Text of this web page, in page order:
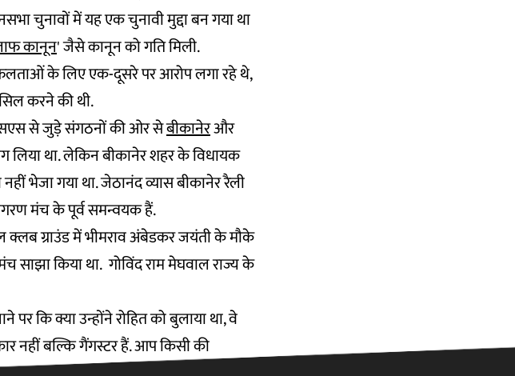
चुनावों में यह एक चुनावी मुद्दा बन गया था
कानून' जैसे कानून को गति मिली.
के लिए एक-दूसरे पर आरोप लगा रहे थे,
करने की थी.
से जुड़े संगठनों की ओर सेबीकानेरऔर
लिया था. लेकिन बीकानेर शहर के विधायक
भेजा गया था. जेठानंद व्यास बीकानेर रैली
मंच के पूर्व समन्वयक हैं.
क्लब ग्राउंड में भीमराव अंबेडकर जयंती के मौके
किया था. गोविंद राम मेघवाल राज्य के
कि क्या उन्होंने रोहित को बुलाया था, वे
नहीं बल्कि गैंगस्टर हैं. आप किसी की